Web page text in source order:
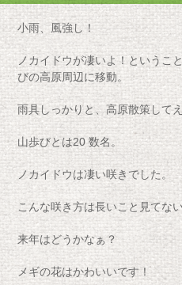
小雨、風強し！
ノカイドウが凄いよ！というこ
びの高原周辺に移動。
雨具しっかりと、高原散策して
山歩びとは20 数名。
ノカイドウは凄い咲きでした。
こんな咲き方は長いこと見てない
来年はどうかなぁ？
メギの花はかわいいです！